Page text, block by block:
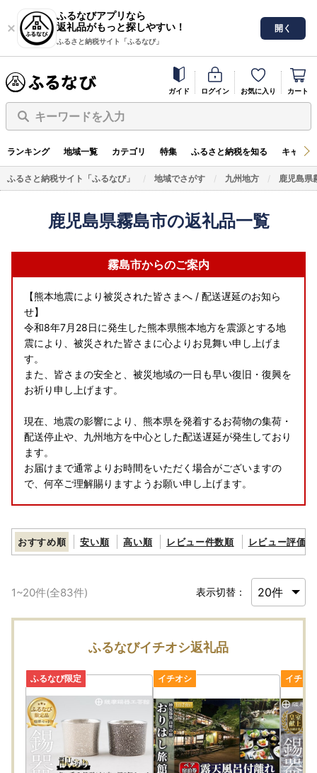
ふるなびアプリなら
返礼品がもっと探しやすい！
ふるさと納税サイト「ふるなび」
開く
ガイド ログイン お気に入り カート
キーワードを入力
ランキング 地域一覧 カテゴリ 特集 ふるさと納税を知る キャン
ふるさと納税サイト「ふるなび」 地域でさがす 九州地方 鹿児島県
鹿児島県霧島市の返礼品一覧
霧島市からのご案内
【熊本地震により被災された皆さまへ / 配送遅延のお知ら
せ】
令和8年7月28日に発生した熊本県熊本地方を震源とする地
震により、被災された皆さまに心よりお見舞い申し上げま
す。
また、皆さまの安全と、被災地域の一日も早い復旧・復興を
お祈り申し上げます。
現在、地震の影響により、熊本県を発着するお荷物の集荷・
配送停止や、九州地方を中心とした配送遅延が発生しており
ます。
お届けまで通常よりお時間をいただく場合がございますの
で、何卒ご理解賜りますようお願い申し上げます。
【必ずご確認ください】
万全を期して返礼品をお届けしていますが、万が一返礼品に
不良・破損・誤納品などございましたら、返礼品到着から2
日以内に、写真(画像)を添付のうえ下記アドレスまでメール
にてご連絡ください。
《kirishima@lrinc.jp》
尚、到着後3日以上経過した際は対応いたしかねます。
ご了承の上、お申込みくださいますようお願い申し上げま
す。
＝＝＝
▼マイナンバーカードをお持ちの方へ朗報♪▼
霧島市ふるさと納税のワンストップは、申請アプリ「IAM」
で簡単便利にスマホで完結！
おすすめ順 安い順 高い順 レビュー件数順 レビュー評価順
1~20件(全83件) 表示切替：
ふるなびイチオシ返礼品